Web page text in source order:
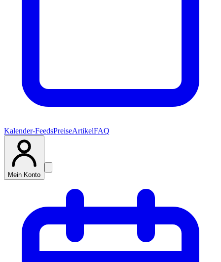
Kalender-FeedsPreiseArtikelFAQ
Mein Konto